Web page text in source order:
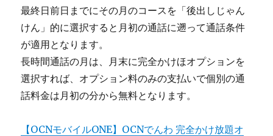
最終日前日までにその月のコースを「後出しじゃん
けん」的に選択すると月初の通話に遡って通話条件
が適用となります。
長時間通話の月は、月末に完全かけほオプションを
選択すれば、オプション料のみの支払いで個別の通
話料金は月初の分から無料となります。
【OCNモバイルONE】OCNでんわ 完全かけ放題オ